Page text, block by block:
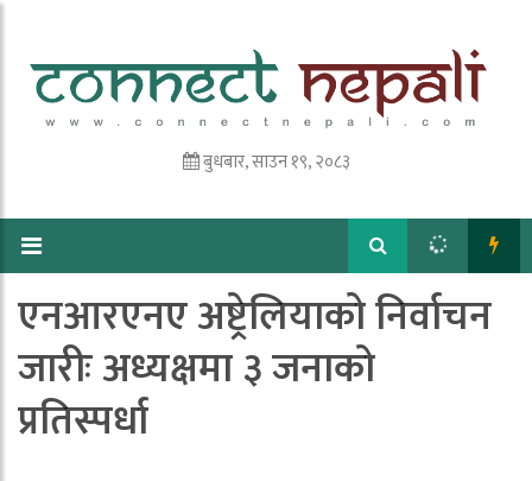
बुधबार, साउन १९, २०८३
एनआरएनए अष्ट्रेलियाको निर्वाचन
जारीः अध्यक्षमा ३ जनाको
प्रतिस्पर्धा